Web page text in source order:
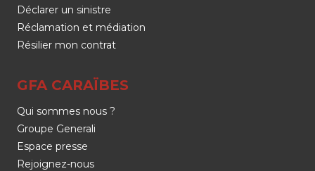
Déclarer un sinistre
Réclamation et médiation
Résilier mon contrat
GFA CARAÏBES
Qui sommes nous ?
Groupe Generali
Espace presse
Rejoignez-nous